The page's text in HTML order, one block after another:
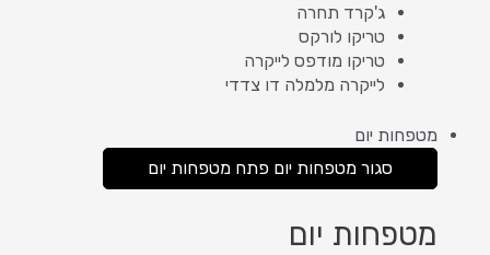
ג'קרד תחרה
טריקו לורקס
טריקו מודפס לייקרה
לייקרה מלמלה דו צדדי
מטפחות יום
סגור מטפחות יום פתח מטפחות יום
מטפחות יום